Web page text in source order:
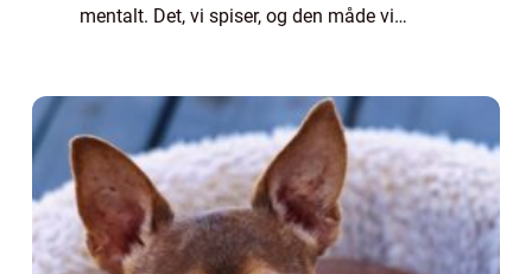
mentalt. Det, vi spiser, og den måde vi